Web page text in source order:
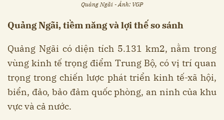
Quảng Ngãi - Ảnh: VGP
Quảng Ngãi, tiềm năng và lợi thế so sánh
Quảng Ngãi có diện tích 5.131 km2, nằm trong
vùng kinh tế trọng điểm Trung Bộ, có vị trí quan
trọng trong chiến lược phát triển kinh tế-xã hội,
biển, đảo, bảo đảm quốc phòng, an ninh của khu
vực và cả nước.